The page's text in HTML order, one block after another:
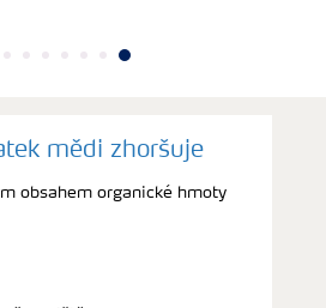
mědi zhoršuje
obsahem organické hmoty